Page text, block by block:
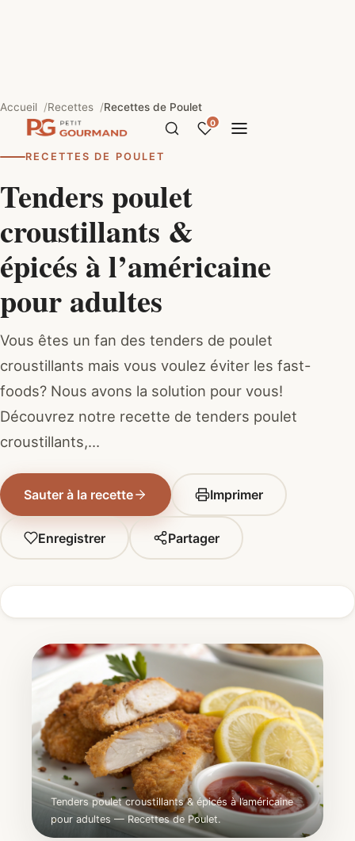
0
Accueil Recettes Recettes de Poulet
RECETTES DE POULET
Tenders poulet
croustillants &
épicés à l’américaine
pour adultes
Vous êtes un fan des tenders de poulet
croustillants mais vous voulez éviter les fast-
foods? Nous avons la solution pour vous!
Découvrez notre recette de tenders poulet
croustillants,…
Sauter à la recette Imprimer
Enregistrer Partager
Tenders poulet croustillants & épicés à l’américaine
pour adultes — Recettes de Poulet.